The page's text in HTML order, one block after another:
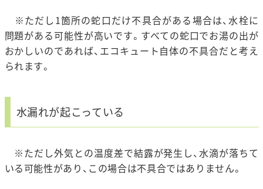
※ただし1箇所の蛇口だけ不具合がある場合は、水栓に
問題がある可能性が高いです。すべての蛇口でお湯の出が
おかしいのであれば、エコキュート自体の不具合だと考え
られます。
水漏れが起こっている
※ただし外気との温度差で結露が発生し、水滴が落ちて
いる可能性があり、この場合は不具合ではありません。